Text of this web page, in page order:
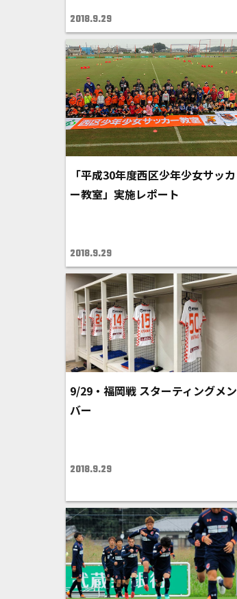
2018.9.29
「平成30年度西区少年少女サッカ
ー教室」実施レポート
2018.9.29
9/29・福岡戦 スターティングメン
バー
2018.9.29